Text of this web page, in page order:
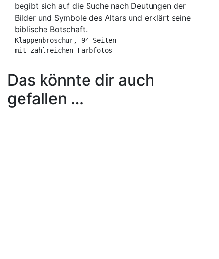
begibt sich auf die Suche nach Deutungen der
Bilder und Symbole des Altars und erklärt seine
biblische Botschaft.
Klappenbroschur, 94 Seiten
mit zahlreichen Farbfotos
Das könnte dir auch
gefallen …